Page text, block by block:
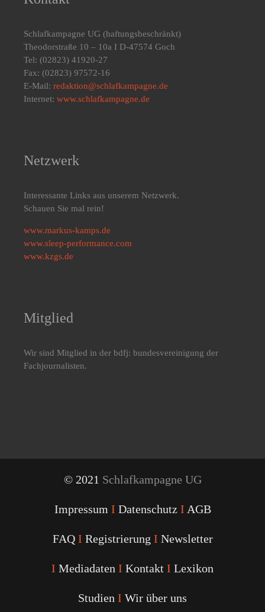
Schlafkampagne UG (haftungsbeschränkt)
Theodorstraße 10 – 10a I D-47574 Goch
Tel: (02823) 41920-27
Fax: (02823) 97572-16
E-Mail: redaktion@schlafkampagne.de
Internet: www.schlafkampagne.de
Netzwerk
Interessante Links aus unserem Netzwerk.
Schauen Sie mal rein!
www.markus-kamps.de
www.sleep-performance.com
www.kzgs.de
Mitglied
Wir sind Mitglied in der bdfj: bundesvereinigung der
Fachjournalisten.
© 2021 Schlafkampagne UG
Impressum I Datenschutz I AGB
FAQ I Registrierung I Newsletter
I Mediadaten I Kontakt I Lexikon
Studien I Wir über uns